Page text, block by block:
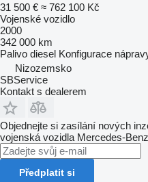
31 500 € ≈ 762 100 Kč
Vojenské vozidlo
2000
342 000 km
Palivo diesel Konfigurace
Nizozemsko
SBService
Kontakt s dealerem
Objednejte si zasílání nových
vojenská vozidla Mercedes-Benz
Předplatit si